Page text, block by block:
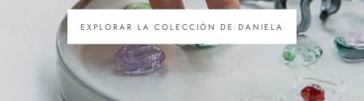
EXPLORAR LA COLECCIÓN DE DANIELA